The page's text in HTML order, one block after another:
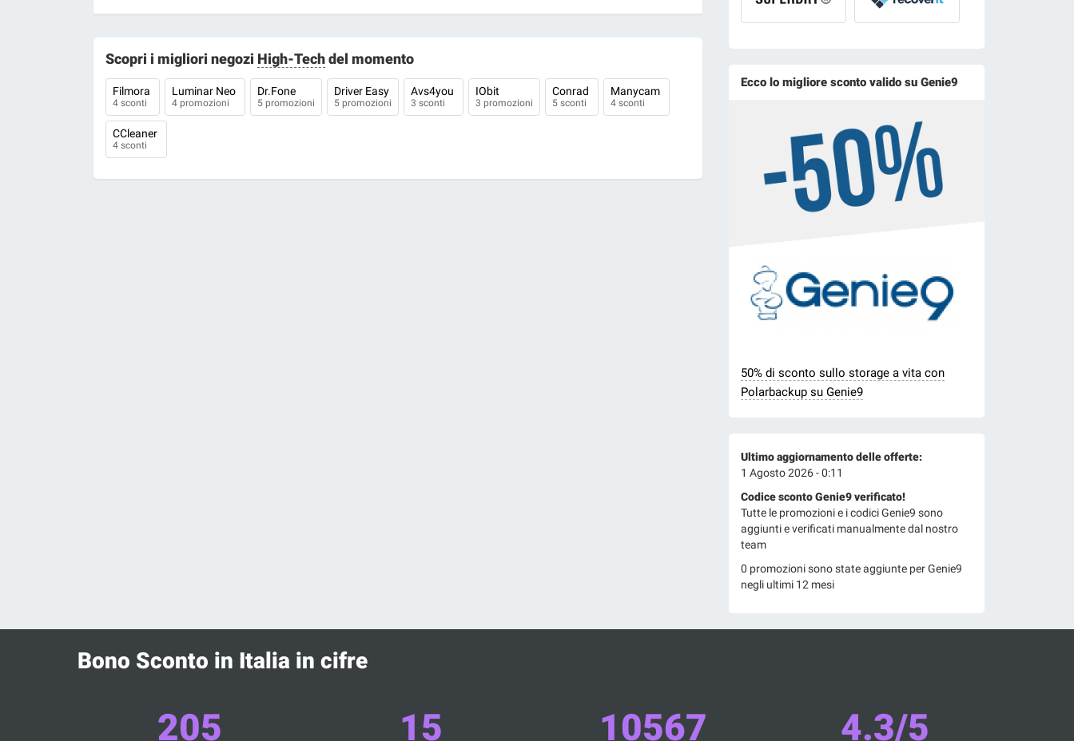
Scopri i migliori negozi High-Techdel momento
Filmora
4 sconti
Luminar Neo
4 promozioni
Dr.Fone
5 promozioni
Driver Easy
5 promozioni
Avs4you
3 sconti
IObit
3 promozioni
Conrad
5 sconti
Manycam
4 sconti
CCleaner
4 sconti
Ecco lo migliore sconto valido su Genie9
50% di sconto sullo storage a vita con
Polarbackup su Genie9
Ultimo aggiornamento delle offerte:
1 Agosto 2026 - 0:11
Codice sconto Genie9 verificato!
Tutte le promozioni e i codici Genie9 sono
aggiunti e verificati manualmente dal nostro
team
0 promozioni sono state aggiunte per Genie9
negli ultimi 12 mesi
Bono Sconto in Italia in cifre
205 15 10567 4.3/5